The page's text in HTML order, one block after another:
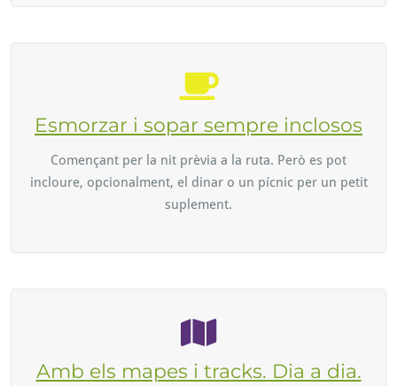
Esmorzar i sopar sempre inclosos
Començant per la nit prèvia a la ruta. Però es pot
incloure, opcionalment, el dinar o un pícnic per un petit
suplement.
Amb els mapes i tracks. Dia a dia.